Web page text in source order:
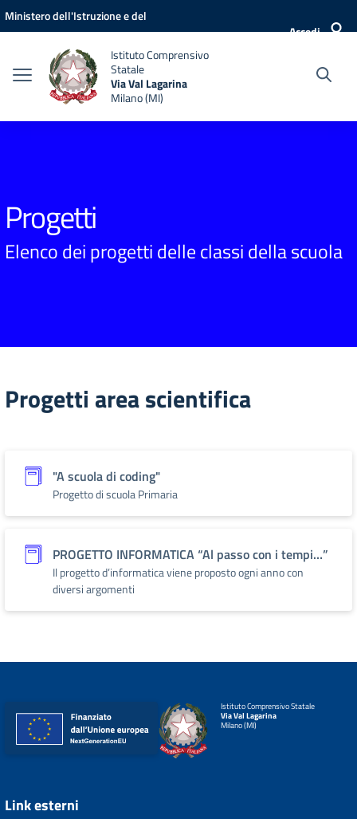
Vai ai contenuti
Vai al menu di navigazione
Vai al footer
Ministero dell'Istruzione e del
Accedi
Istituto Comprensivo
Statale
Via Val Lagarina
Milano (MI)
Progetti
Elenco dei progetti delle classi della scuola
Progetti area scientifica
"A scuola di coding"
Progetto di scuola Primaria
PROGETTO INFORMATICA “Al passo con i tempi…”
Il progetto d’informatica viene proposto ogni anno con
diversi argomenti
Istituto Comprensivo Statale
Via Val Lagarina
Milano (MI)
Link esterni